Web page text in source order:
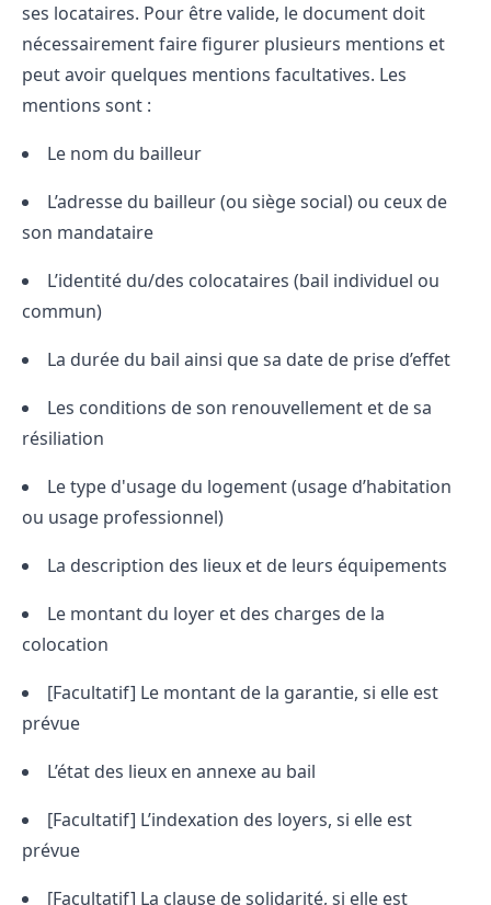
ses locataires. Pour être valide, le document doit
nécessairement faire figurer plusieurs mentions et
peut avoir quelques mentions facultatives. Les
mentions sont :
Le nom du bailleur
L’adresse du bailleur (ou siège social) ou ceux de
son mandataire
L’identité du/des colocataires (bail individuel ou
commun)
La durée du bail ainsi que sa date de prise d’effet
Les conditions de son renouvellement et de sa
résiliation
Le type d'usage du logement (usage d’habitation
ou usage professionnel)
La description des lieux et de leurs équipements
Le montant du loyer et des charges de la
colocation
[Facultatif] Le montant de la garantie, si elle est
prévue
L’état des lieux en annexe au bail
[Facultatif] L’indexation des loyers, si elle est
prévue
[Facultatif] La clause de solidarité, si elle est